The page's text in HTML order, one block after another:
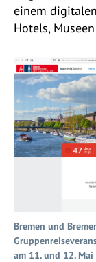
einem
Hotels,
Bremen und
am 11. und 12. Mai